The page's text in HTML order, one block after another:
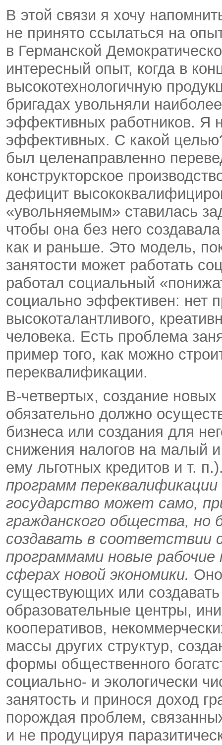
В этой связи я хочу
не принято ссылаться на
в Германской
интересный опыт, когда в
высокотехнологичную
бригадах увольняли
эффективных работников. Я
эффективных. С какой
был целенаправленно
конструкторское
дефицит
«увольняемым» ставилась
чтобы она без него
как и раньше. Это модель,
занятости может работать
работал социальный
социально эффективен: нет
высокоталантливого,
человека. Есть проблема
пример того, как можно
переквалификации.
В-четвертых, создание
обязательно должно
бизнеса или создания для
снижения налогов на малый
ему льготных кредитов и т.
программ
государство может само,
гражданского общества, но
создавать в соответствии
программами новые
сферах новой экономики.
существующих или
образовательные центры,
кооперативов,
массы других структур,
формы общественного
социально- и экологически
занятость и принося доход
порождая проблем,
и не продуцируя